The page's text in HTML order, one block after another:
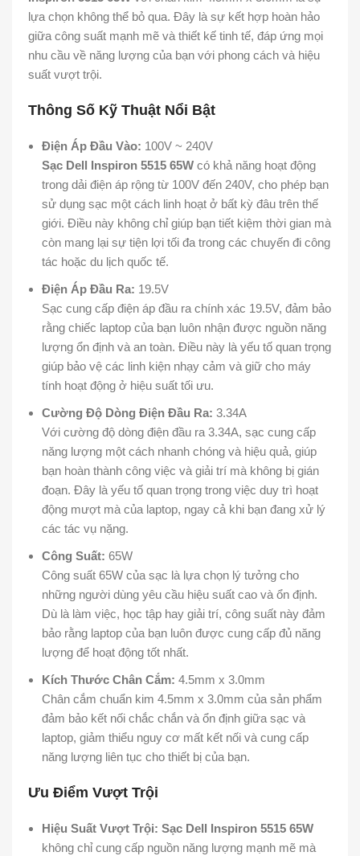
lựa chọn không thể bỏ qua. Đây là sự kết hợp hoàn hảo
giữa công suất mạnh mẽ và thiết kế tinh tế, đáp ứng mọi
nhu cầu về năng lượng của bạn với phong cách và hiệu
suất vượt trội.
Thông Số Kỹ Thuật Nổi Bật
Điện Áp Đầu Vào: 100V ~ 240V
Sạc Dell Inspiron 5515 65W có khả năng hoạt động
trong dải điện áp rộng từ 100V đến 240V, cho phép bạn
sử dụng sạc một cách linh hoạt ở bất kỳ đâu trên thế
giới. Điều này không chỉ giúp bạn tiết kiệm thời gian mà
còn mang lại sự tiện lợi tối đa trong các chuyến đi công
tác hoặc du lịch quốc tế.
Điện Áp Đầu Ra: 19.5V
Sạc cung cấp điện áp đầu ra chính xác 19.5V, đảm bảo
rằng chiếc laptop của bạn luôn nhận được nguồn năng
lượng ổn định và an toàn. Điều này là yếu tố quan trọng
giúp bảo vệ các linh kiện nhạy cảm và giữ cho máy
tính hoạt động ở hiệu suất tối ưu.
Cường Độ Dòng Điện Đầu Ra: 3.34A
Với cường độ dòng điện đầu ra 3.34A, sạc cung cấp
năng lượng một cách nhanh chóng và hiệu quả, giúp
bạn hoàn thành công việc và giải trí mà không bị gián
đoạn. Đây là yếu tố quan trọng trong việc duy trì hoạt
động mượt mà của laptop, ngay cả khi bạn đang xử lý
các tác vụ nặng.
Công Suất: 65W
Công suất 65W của sạc là lựa chọn lý tưởng cho
những người dùng yêu cầu hiệu suất cao và ổn định.
Dù là làm việc, học tập hay giải trí, công suất này đảm
bảo rằng laptop của bạn luôn được cung cấp đủ năng
lượng để hoạt động tốt nhất.
Kích Thước Chân Cắm: 4.5mm x 3.0mm
Chân cắm chuẩn kim 4.5mm x 3.0mm của sản phẩm
đảm bảo kết nối chắc chắn và ổn định giữa sạc và
laptop, giảm thiểu nguy cơ mất kết nối và cung cấp
năng lượng liên tục cho thiết bị của bạn.
Ưu Điểm Vượt Trội
Hiệu Suất Vượt Trội: Sạc Dell Inspiron 5515 65W
không chỉ cung cấp nguồn năng lượng mạnh mẽ mà